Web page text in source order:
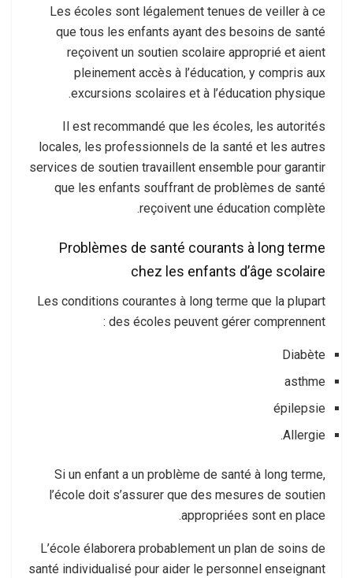
Les écoles sont légalement tenues de veiller à ce
que tous les enfants ayant des besoins de santé
reçoivent un soutien scolaire approprié et aient
pleinement accès à l’éducation, y compris aux
excursions scolaires et à l’éducation physique.
Il est recommandé que les écoles, les autorités
locales, les professionnels de la santé et les autres
services de soutien travaillent ensemble pour garantir
que les enfants souffrant de problèmes de santé
reçoivent une éducation complète.
Problèmes de santé courants à long terme
chez les enfants d’âge scolaire
Les conditions courantes à long terme que la plupart
des écoles peuvent gérer comprennent :
Diabète
asthme
épilepsie
Allergie.
Si un enfant a un problème de santé à long terme,
l’école doit s’assurer que des mesures de soutien
appropriées sont en place.
L’école élaborera probablement un plan de soins de
santé individualisé pour aider le personnel enseignant